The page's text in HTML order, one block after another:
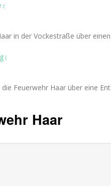
(
in der Vockestraße über
(
Feuerwehr Haar über eine
Haar